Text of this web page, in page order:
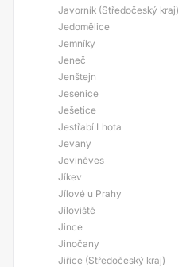
Javorník (Středočeský kraj)
Jedomělice
Jemníky
Jeneč
Jenštejn
Jesenice
Ješetice
Jestřabí Lhota
Jevany
Jeviněves
Jíkev
Jílové u Prahy
Jíloviště
Jince
Jinočany
Jiřice (Středočeský kraj)